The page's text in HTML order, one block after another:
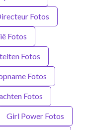
Fotos
Fotos
Fotos
Fotos
Fotos
Girl Power Fotos